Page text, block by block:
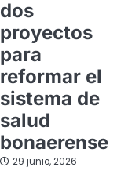
dos
proyectos
para
reformar el
sistema de
salud
bonaerense
29 junio, 2026